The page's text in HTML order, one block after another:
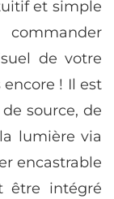
et simple
de votre
! Il est
source, de
lumière via
encastrable
être intégré